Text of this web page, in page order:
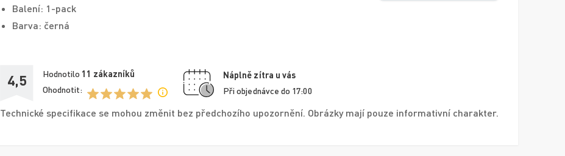
Balení: 1-pack
Barva: černá
4,5 Hodnotilo 11 zákazníků
Ohodnotit:
Náplně zítra u vás
Při objednávce do 17:00
Technické specifikace se mohou změnit bez předchozího upozornění. Obrázky mají pouze informativní charakter.